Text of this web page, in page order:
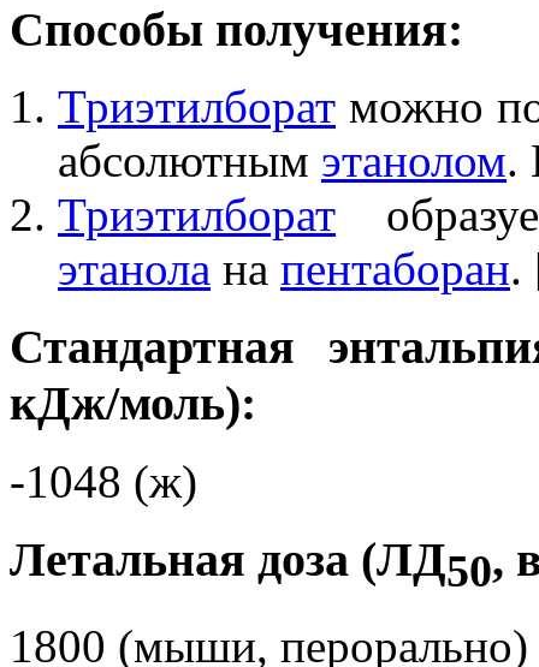
Способы получения:
Триэтилборат можно
абсолютным этанолом.
Триэтилборат
этанола на пентаборан.
Стандартная
кДж/моль):
-1048 (ж)
Летальная доза (ЛД50,
1800 (мыши, перорально)